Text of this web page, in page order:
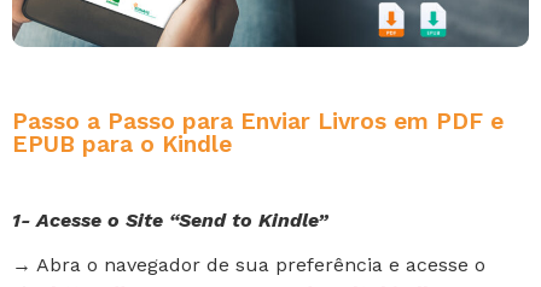
Passo a Passo para Enviar Livros em PDF e
EPUB para o Kindle
1- Acesse o Site “Send to Kindle”
→ Abra o navegador de sua preferência e acesse o